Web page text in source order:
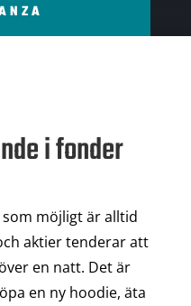
i fonder
möjligt är alltid
aktier tenderar att
en natt. Det är
en ny hoodie, äta